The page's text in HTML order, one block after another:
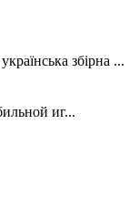
збірна ...
иг...